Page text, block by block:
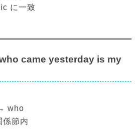
に一致
came yesterday is my
who
節内